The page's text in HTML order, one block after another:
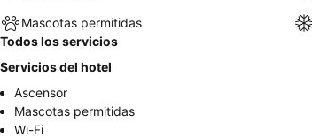
Mascotas permitidas
Todos los servicios
Servicios del hotel
Ascensor
Mascotas permitidas
Wi-Fi